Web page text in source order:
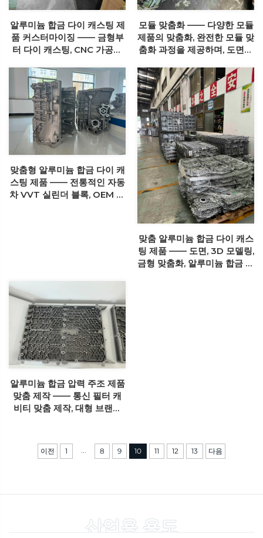
알루미늄 합금 다이 캐스팅 제
품 커스터마이징 —— 금형부
터 다이 캐스팅, CNC 가공까
캐스팅 제품 커스터마이징 서
비스 제공
모듈 맞춤화 —— 다양한 모듈
제품의 맞춤화, 완전한 모듈 맞
춤화 과정을 제공하며, 도면부
지 전체 모듈 맞춤화 과정을
완성합니다.
맞춤형 알루미늄 합금 다이 캐
스팅 제품 —— 전통적인 자동
차 VVT 실린더 블록, OEM 품
맞춤 알루미늄 합금 다이 캐스
팅 제품 —— 도면, 3D 모델링,
금형 맞춤화, 알루미늄 합금 다
알루미늄 합금 압력 주조 제품
맞춤 제작 —— 통신 필터 캐
비티 맞춤 제작, 대형 브랜드
이전 1 8 9 10 11 12 13 다음
산업용 용도